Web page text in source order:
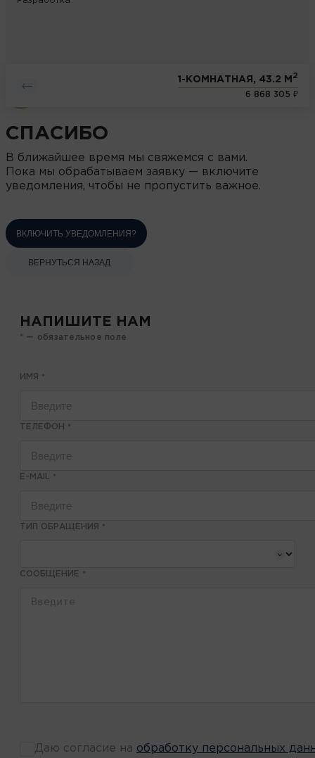
1-КОМНАТНАЯ, 43.2 М 2
6 868 305 ₽
СПАСИБО
В ближайшее время мы свяжемся с вами.
Пока мы обрабатываем заявку — включите
уведомления, чтобы не пропустить важное.
ВКЛЮЧИТЬ УВЕДОМЛЕНИЯ?
ВЕРНУТЬСЯ НАЗАД
НАПИШИТЕ НАМ
* — обязательное поле
ИМЯ *
ТЕЛЕФОН *
E-MAIL *
ТИП ОБРАЩЕНИЯ *
СООБЩЕНИЕ *
Даю согласие на обработку персональных